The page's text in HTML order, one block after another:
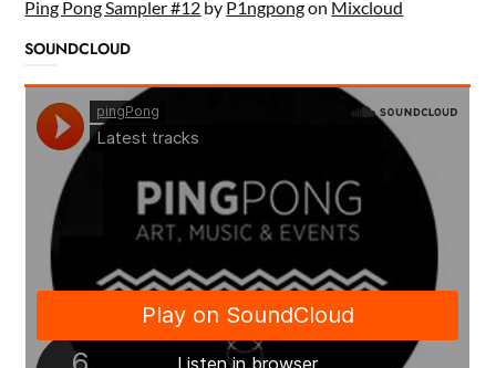
Ping Pong Sampler #12 by P1ngpongon Mixcloud
SOUNDCLOUD